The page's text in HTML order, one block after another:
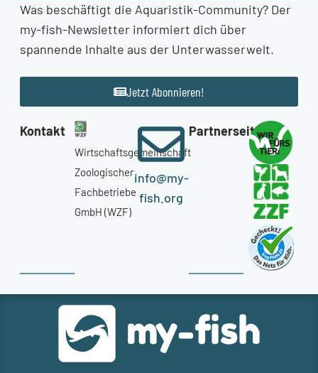
Was beschäftigt die Aquaristik-Community? Der
my-fish-Newsletter informiert dich über
spannende Inhalte aus der Unterwasserwelt.
Jetzt Abonnieren!
Kontakt
Wirtschaftsgemeinschaft
Zoologischer
Fachbetriebe
GmbH (WZF)
info@my-
fish.org
Partnerseiten